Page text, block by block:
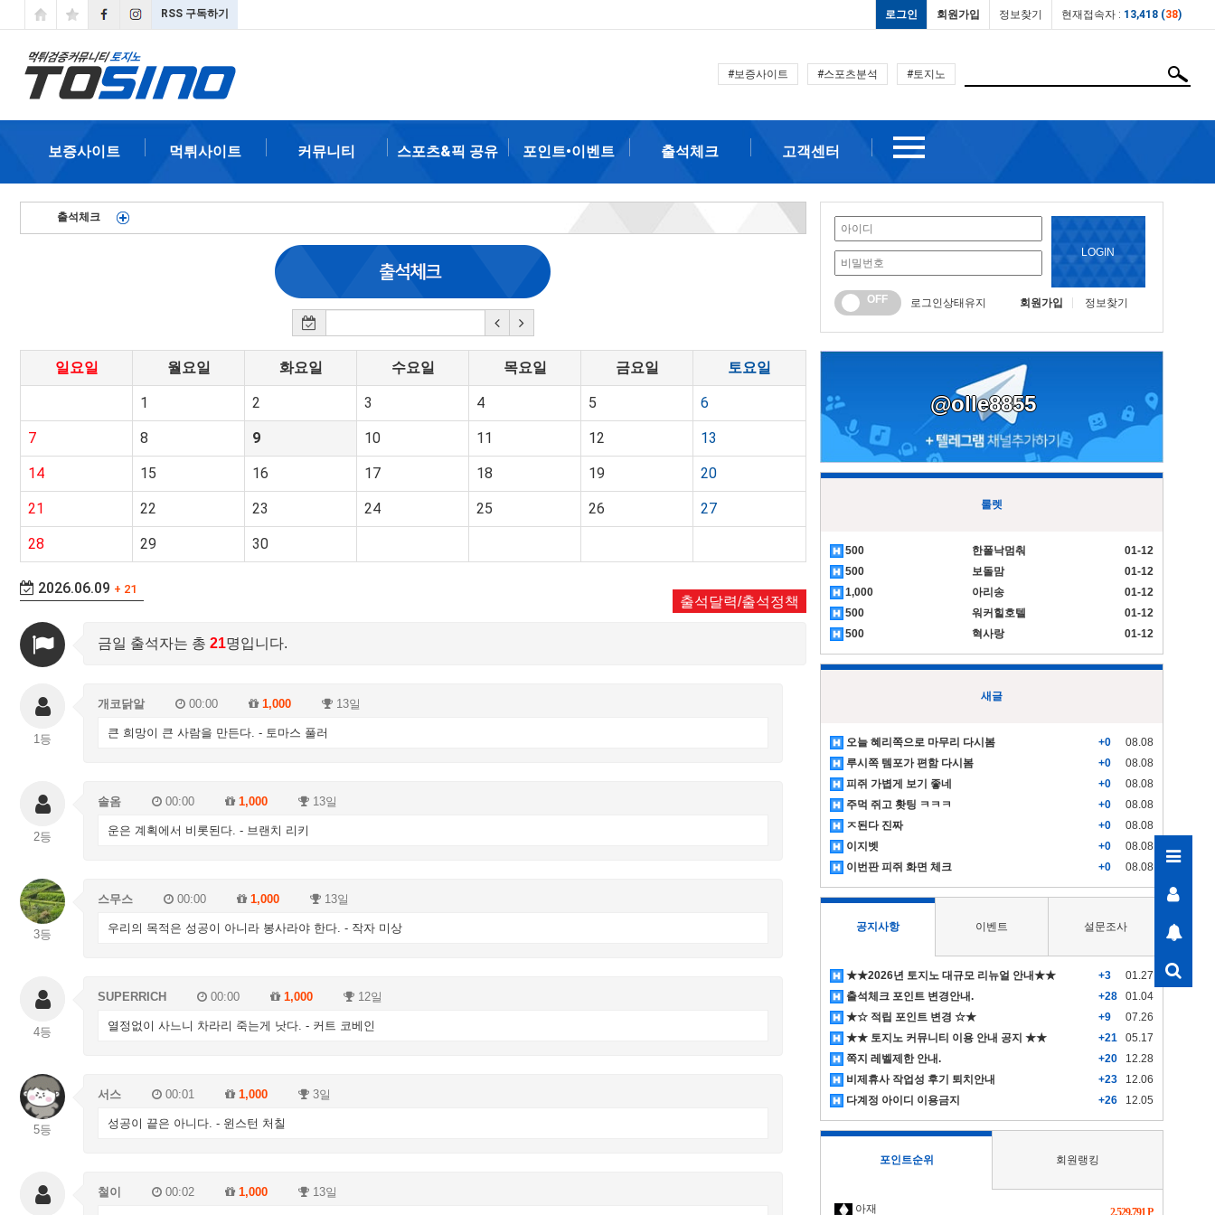
RSS 구독하기 로그인 회원가입 정보찾기 현재접속자 : 13,418 (38)
#보증사이트 #스포츠분석 #토지노
보증사이트 먹튀사이트 커뮤니티 스포츠&픽 공유 포인트•이벤트 출석체크 고객센터
출석체크
일요일 월요일 화요일 수요일 목요일 금요일 토요일
1 2 3 4 5 6
7 8 9 10 11 12 13
14 15 16 17 18 19 20
21 22 23 24 25 26 27
28 29 30
2026.06.09 + 21
출석달력/출석정책
금일 출석자는 총 21명입니다.
1등
개코닭알 00:00 1,000 13일
큰 희망이 큰 사람을 만든다. - 토마스 풀러
2등
솔옴 00:00 1,000 13일
운은 계획에서 비롯된다. - 브랜치 리키
3등
스무스 00:00 1,000 13일
우리의 목적은 성공이 아니라 봉사라야 한다. - 작자 미상
4등
SUPERRICH 00:00 1,000 12일
열정없이 사느니 차라리 죽는게 낫다. - 커트 코베인
5등
서스 00:01 1,000 3일
성공이 끝은 아니다. - 윈스턴 처칠
철이 00:02 1,000 13일
LOGIN
OFF 로그인상태유지 회원가입 정보찾기
@olle8855
룰렛
500 한폴낙멈춰
01-12
500
보돌맘
01-12
1,000
아리송
01-12
500
워커힐호텔
01-12
500
혁사랑 01-12
새글
오늘 혜리쪽으로 마무리 다시봄 +0
08.08
루시쪽 템포가 편함 다시봄
+0
08.08
피쥐 가볍게 보기 좋네
+0
08.08
주먹 쥐고 홧팅 ㅋㅋㅋ
+0
08.08
ㅈ된다 진짜
+0
08.08
이지벳
+0
08.08
이번판 피쥐 화면 체크
+0 08.08
공지사항 이벤트 설문조사
★★2026년 토지노 대규모 리뉴얼 안내★★ +3
01.27
출석체크 포인트 변경안내.
+28
01.04
★☆ 적립 포인트 변경 ☆★
+9
07.26
★★ 토지노 커뮤니티 이용 안내 공지 ★★
+21
05.17
쪽지 레벨제한 안내.
+20
12.28
비제휴사 작업성 후기 퇴치안내
+23
12.06
다계정 아이디 이용금지
+26 12.05
포인트순위 회원랭킹
아재
2,529,791 P